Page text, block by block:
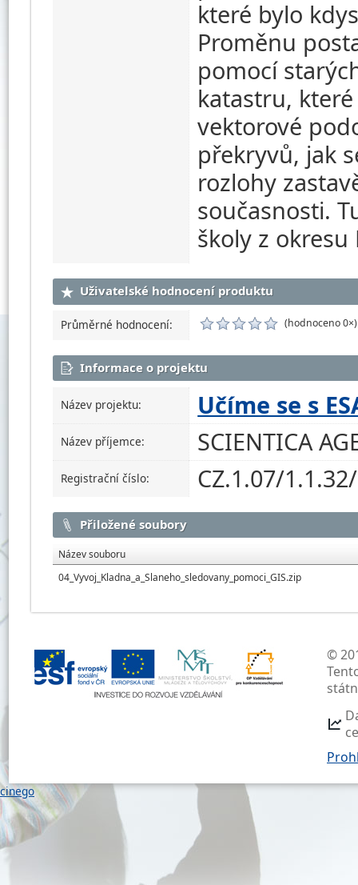
které bylo
Proměnu
pomocí
katastru,
vektorové
překryvů, jak
rozlohy
současnosti.
školy z okresu
Uživatelské hodnocení produktu
Průměrné hodnocení: (hodnoceno 0×)
Informace o projektu
Název projektu: Učíme se s
Název příjemce: SCIENTICA
Registrační číslo: CZ.1.07/
Přiložené soubory
Název souboru
04_Vyvoj_Kladna_a_Slaneho_sledovany_pomoci_GIS.zip
©
cinego